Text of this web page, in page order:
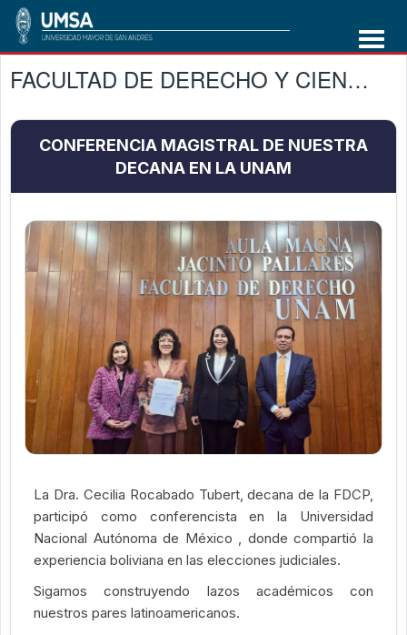
FACULTAD DE DERECHO Y CIENCIAS POLÌTICAS
CONFERENCIA MAGISTRAL DE NUESTRA
DECANA EN LA UNAM
La Dra. Cecilia Rocabado Tubert, decana de la FDCP,
participó como conferencista en la Universidad
Nacional Autónoma de México , donde compartió la
experiencia boliviana en las elecciones judiciales.
Sigamos construyendo lazos académicos con
nuestros pares latinoamericanos.